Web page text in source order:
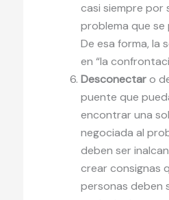
casi siempre por
problema que
De esa forma, la
en “la
Desconectaro
puente que
encontrar una
negociada al
deben ser
crear consignas
personas deben